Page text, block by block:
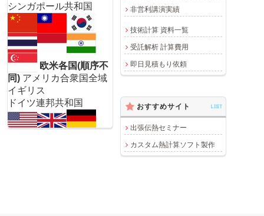
非営利講演実績
技術計算 資料一覧
受託解析 計算費用
即日見積もり依頼
シンガポール共和国
欧米各国(順序不
同) アメリカ合衆国全域
イギリス
ドイツ連邦共和国
おすすめサイト LIST
出張伝熱セミナー
カスタム熱計算ソフト製作